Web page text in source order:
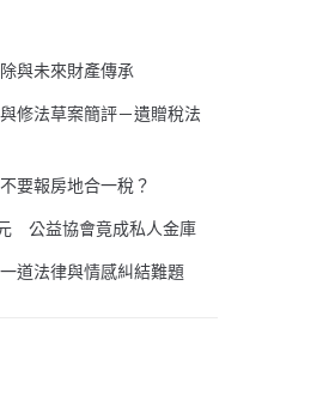
與未來財產傳承
修法草案簡評－遺贈稅法
要報房地合一稅？
公益協會竟成私人金庫
道法律與情感糾結難題